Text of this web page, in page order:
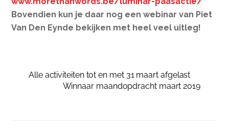
Bovendien kun je daar nog een webinar van Piet
Van Den Eynde bekijken met heel veel uitleg!
Alle activiteiten tot en met 31 maart afgelast
Winnaar maandopdracht maart 2019